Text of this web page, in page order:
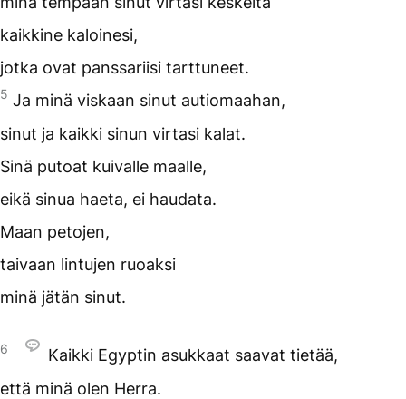
kaikkine kaloinesi,
jotka ovat panssariisi tarttuneet.
5 Ja minä viskaan sinut autiomaahan,
sinut ja kaikki sinun virtasi kalat.
Sinä putoat kuivalle maalle,
eikä sinua haeta, ei haudata.
Maan petojen,
taivaan lintujen ruoaksi
minä jätän sinut.
6
Kaikki Egyptin asukkaat saavat tietää,
että minä olen Herra.